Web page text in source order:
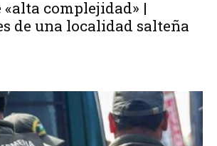
complejidad» |
de una localidad salteña